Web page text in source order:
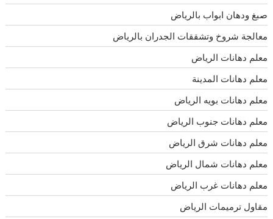
صبغ ودهان ابواب بالرياض
معالجة شروخ وتشققات الجدران بالرياض
معلم دهانات الرياض
معلم دهانات المدينة
معلم دهانات بويه الرياض
معلم دهانات جنوب الرياض
معلم دهانات شرق الرياض
معلم دهانات شمال الرياض
معلم دهانات غرب الرياض
مقاول ترميمات الرياض